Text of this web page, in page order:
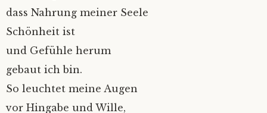
Impressum
dass Nahrung meiner Seele
Schönheit ist
und Gefühle herum
gebaut ich bin.
So leuchtet meine Augen
vor Hingabe und Wille,